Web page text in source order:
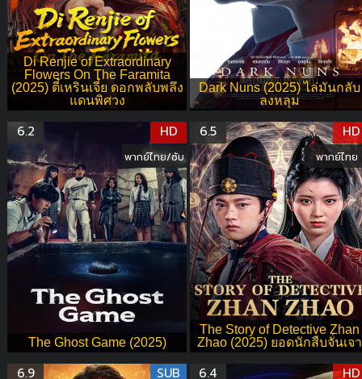
Di Renjie of Extraordinary
Flowers On The Faramita
(2025) ตี๋เหรินเจี๋ย ดอกพลับพลึง
แดนพิศวง
Dark Nuns (2025) ไล่มันกลับ
ลงหลุม
The Ghost Game (2025)
6.2 HD
พากย์ไทย/ซับ
The Story of Detective Zhan
Zhao (2025) ยอดนักสืบจั่นเจา
6.5 HD
พากย์ไทย
6.9 SUB 6.4 HD